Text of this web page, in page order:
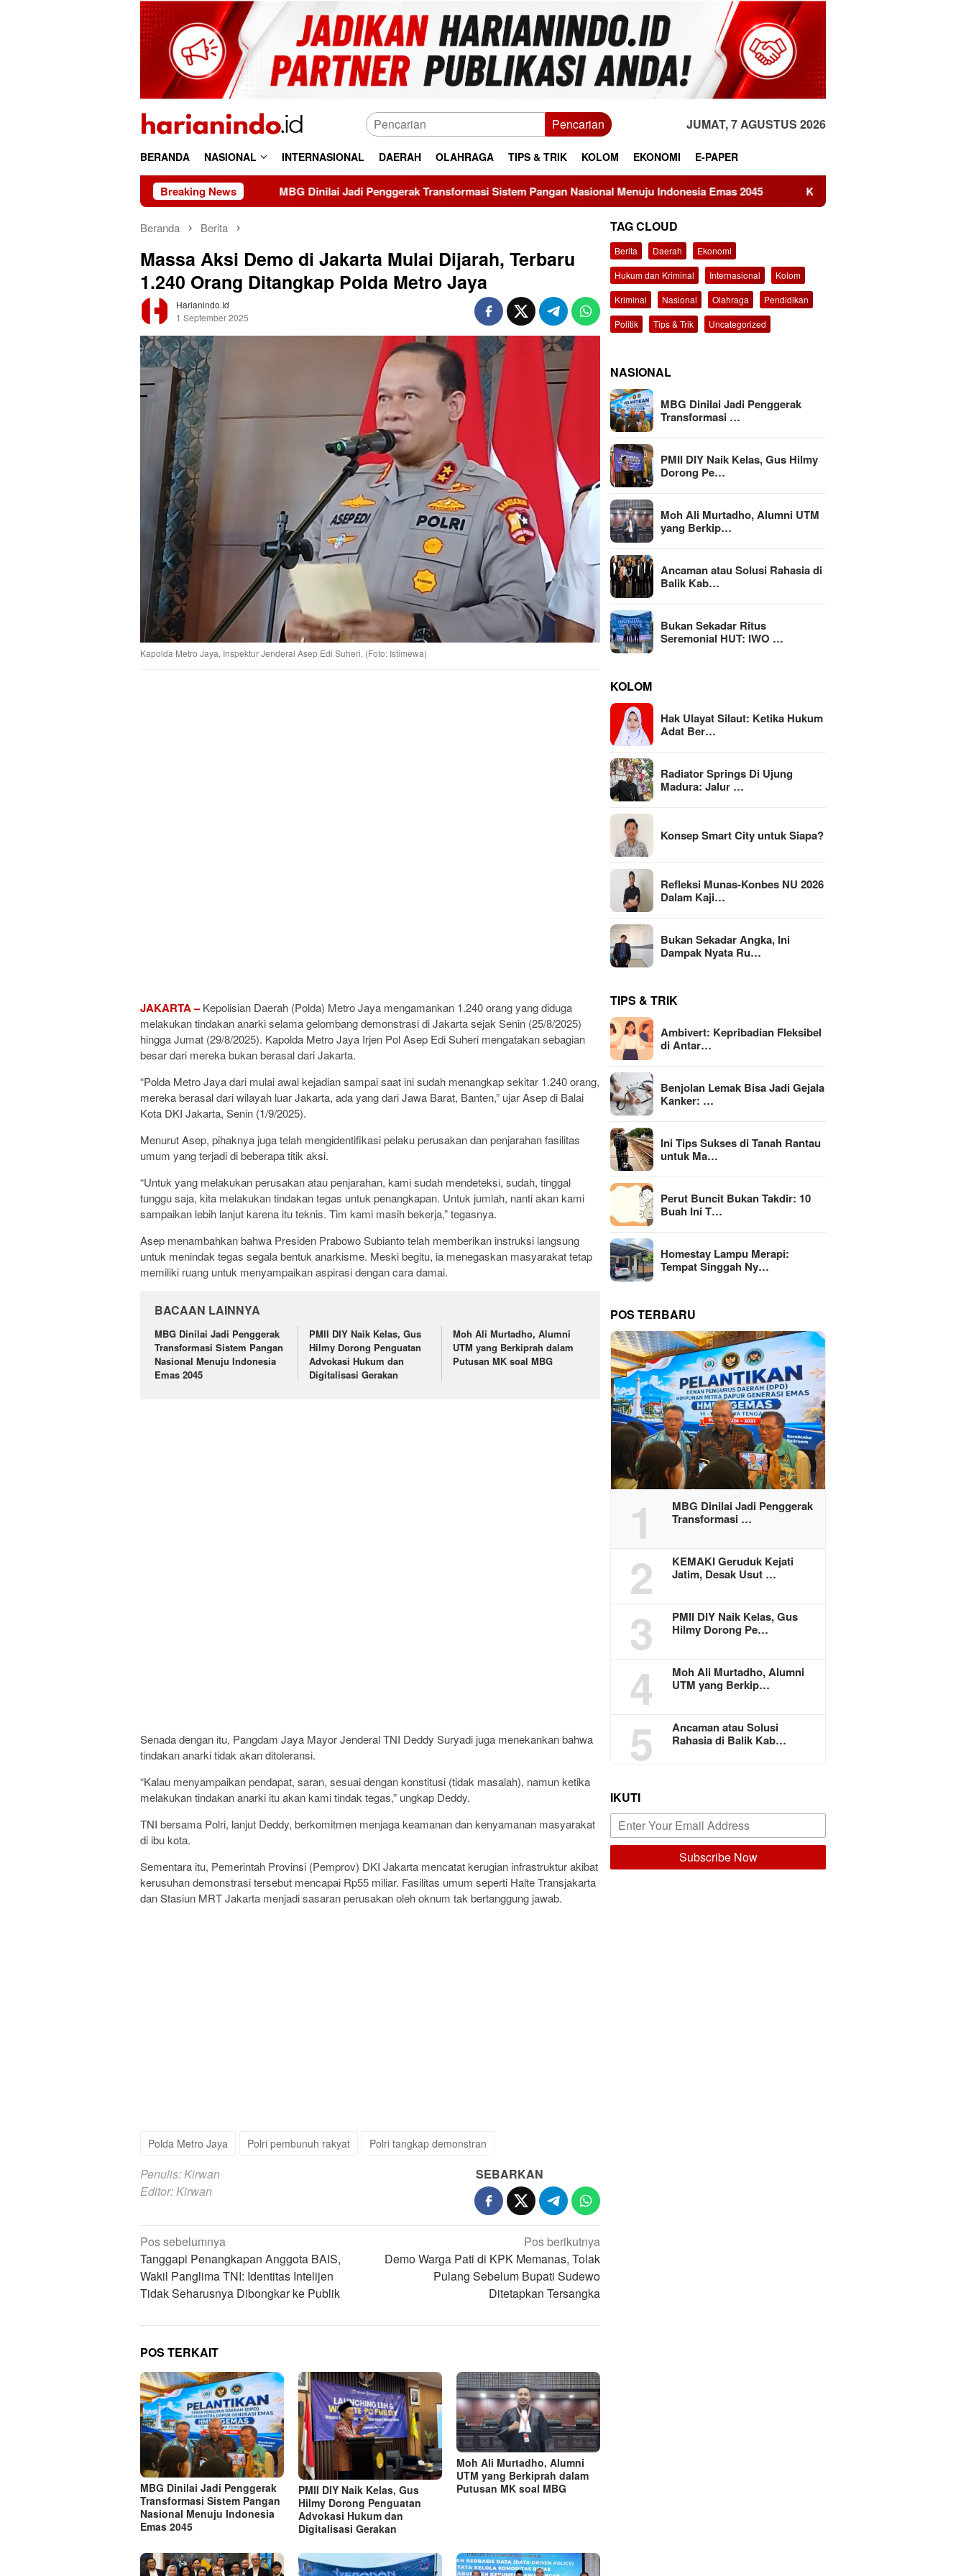
Pencarian JUMAT, 7 AGUSTUS 2026
BERANDA NASIONAL INTERNASIONAL DAERAH OLAHRAGA TIPS & TRIK KOLOM EKONOMI E-PAPER
Breaking News
MBG Dinilai Jadi Penggerak Transformasi Sistem Pangan Nasional Menuju Indonesia Emas 2045 KEMAKI Geruduk Kejati Jatim, Desak Usut
Beranda Berita
Massa Aksi Demo di Jakarta Mulai Dijarah, Terbaru
1.240 Orang Ditangkap Polda Metro Jaya
Harianindo.id
1 September 2025
Kapolda Metro Jaya, Inspektur Jenderal Asep Edi Suheri. (Foto: Istimewa)
JAKARTA –Kepolisian Daerah (Polda) Metro Jaya mengamankan 1.240 orang yang diduga
melakukan tindakan anarki selama gelombang demonstrasi di Jakarta sejak Senin (25/8/2025)
hingga Jumat (29/8/2025). Kapolda Metro Jaya Irjen Pol Asep Edi Suheri mengatakan sebagian
besar dari mereka bukan berasal dari Jakarta.
“Polda Metro Jaya dari mulai awal kejadian sampai saat ini sudah menangkap sekitar 1.240 orang,
mereka berasal dari wilayah luar Jakarta, ada yang dari Jawa Barat, Banten,” ujar Asep di Balai
Kota DKI Jakarta, Senin (1/9/2025).
Menurut Asep, pihaknya juga telah mengidentifikasi pelaku perusakan dan penjarahan fasilitas
umum yang terjadi di beberapa titik aksi.
“Untuk yang melakukan perusakan atau penjarahan, kami sudah mendeteksi, sudah, tinggal
tunggu saja, kita melakukan tindakan tegas untuk penangkapan. Untuk jumlah, nanti akan kami
sampaikan lebih lanjut karena itu teknis. Tim kami masih bekerja,” tegasnya.
Asep menambahkan bahwa Presiden Prabowo Subianto telah memberikan instruksi langsung
untuk menindak tegas segala bentuk anarkisme. Meski begitu, ia menegaskan masyarakat tetap
memiliki ruang untuk menyampaikan aspirasi dengan cara damai.
BACAAN LAINNYA
MBG Dinilai Jadi Penggerak
Transformasi Sistem Pangan
Nasional Menuju Indonesia
Emas 2045
PMII DIY Naik Kelas, Gus
Hilmy Dorong Penguatan
Advokasi Hukum dan
Digitalisasi Gerakan
Moh Ali Murtadho, Alumni
UTM yang Berkiprah dalam
Putusan MK soal MBG
Senada dengan itu, Pangdam Jaya Mayor Jenderal TNI Deddy Suryadi juga menekankan bahwa
tindakan anarki tidak akan ditoleransi.
“Kalau menyampaikan pendapat, saran, sesuai dengan konstitusi (tidak masalah), namun ketika
melakukan tindakan anarki itu akan kami tindak tegas,” ungkap Deddy.
TNI bersama Polri, lanjut Deddy, berkomitmen menjaga keamanan dan kenyamanan masyarakat
di ibu kota.
Sementara itu, Pemerintah Provinsi (Pemprov) DKI Jakarta mencatat kerugian infrastruktur akibat
kerusuhan demonstrasi tersebut mencapai Rp55 miliar. Fasilitas umum seperti Halte Transjakarta
dan Stasiun MRT Jakarta menjadi sasaran perusakan oleh oknum tak bertanggung jawab.
Polda Metro Jaya Polri pembunuh rakyat Polri tangkap demonstran
Penulis: Kirwan
Editor: Kirwan
SEBARKAN
Navigasi
pos
Pos sebelumnya
Tanggapi Penangkapan Anggota BAIS,
Wakil Panglima TNI: Identitas Intelijen
Tidak Seharusnya Dibongkar ke Publik
Pos berikutnya
Demo Warga Pati di KPK Memanas, Tolak
Pulang Sebelum Bupati Sudewo
Ditetapkan Tersangka
POS TERKAIT
MBG Dinilai Jadi Penggerak
Transformasi Sistem Pangan
Nasional Menuju Indonesia
Emas 2045
PMII DIY Naik Kelas, Gus
Hilmy Dorong Penguatan
Advokasi Hukum dan
Digitalisasi Gerakan
Moh Ali Murtadho, Alumni
UTM yang Berkiprah dalam
Putusan MK soal MBG
TAG CLOUD
Berita Daerah
Ekonomi
Hukum dan Kriminal
Internasional
Kolom
Kriminal
Nasional Olahraga
Pendidikan
Politik
Tips & Trik Uncategorized
NASIONAL
MBG Dinilai Jadi Penggerak
Transformasi …
PMII DIY Naik Kelas, Gus Hilmy
Dorong Pe…
Moh Ali Murtadho, Alumni UTM
yang Berkip…
Ancaman atau Solusi Rahasia di
Balik Kab…
Bukan Sekadar Ritus
Seremonial HUT: IWO …
KOLOM
Hak Ulayat Silaut: Ketika Hukum
Adat Ber…
Radiator Springs Di Ujung
Madura: Jalur …
Konsep Smart City untuk Siapa?
Refleksi Munas-Konbes NU 2026
Dalam Kaji…
Bukan Sekadar Angka, Ini
Dampak Nyata Ru…
TIPS & TRIK
Ambivert: Kepribadian Fleksibel
di Antar…
Benjolan Lemak Bisa Jadi Gejala
Kanker: …
Ini Tips Sukses di Tanah Rantau
untuk Ma…
Perut Buncit Bukan Takdir: 10
Buah Ini T…
Homestay Lampu Merapi:
Tempat Singgah Ny…
POS TERBARU
1
MBG Dinilai Jadi Penggerak
Transformasi …
2
KEMAKI Geruduk Kejati
Jatim, Desak Usut …
3
PMII DIY Naik Kelas, Gus
Hilmy Dorong Pe…
4
Moh Ali Murtadho, Alumni
UTM yang Berkip…
5
Ancaman atau Solusi
Rahasia di Balik Kab…
IKUTI